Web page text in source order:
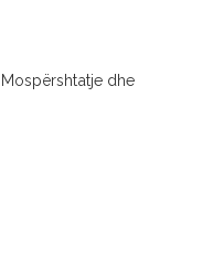
dhe